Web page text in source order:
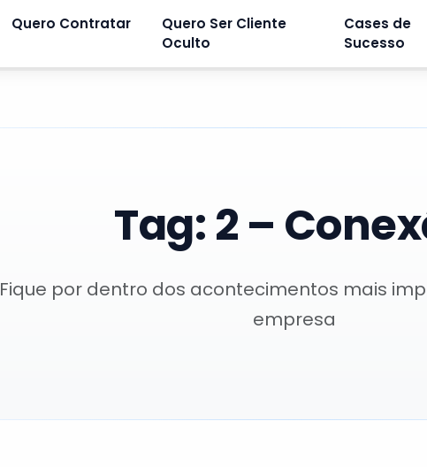
Quero Contratar
Quero Ser Cliente
Oculto
Cases de
Sucesso
Tag:2 –
Fique por dentro dos acontecimentos mais
empresa